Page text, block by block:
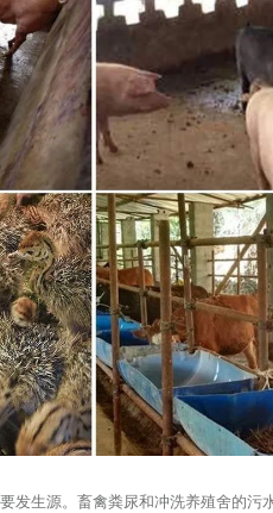
发生源。畜禽粪尿和冲洗养殖舍的